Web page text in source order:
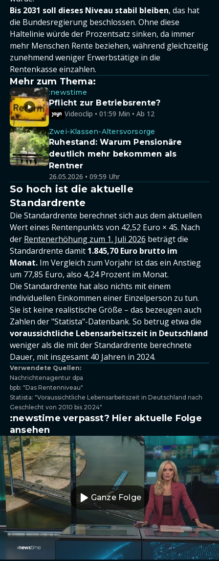
Bis 2031 soll dieses Niveau stabil bleiben, das hat
die Bundesregierung beschlossen. Ohne diese
Haltelinie würde der Prozentsatz sinken, da immer
mehr Menschen Rente beziehen, während gleichzeitig
zunehmend weniger Erwerbstätige in die
Rentenkasse einzahlen.
Mehr zum Thema:
:newstime
Pflicht zur Betriebsrente?
Videoclip • 01:59 Min • Ab 12
Zwei-Klassen-Altersvorsorge
Ruhestand: Warum Pensionäre
deutlich mehr bekommen als
Rentner
26.05.2026 • 09:59 Uhr
So hoch ist die aktuelle
Standardrente
Die Standardrente berechnet sich aus dem aktuellen
Wert eines Rentenpunkts von 42,52 Euro × 45. Nach
der Rentenerhöhung zum 1. Juli 2026 beträgt die
Standardrente damit 1.845,70 Euro brutto im
Monat. Im Vergleich zum Vorjahr ist das ein Anstieg
um 77,85 Euro, also 4,24 Prozent im Monat.
Die Standardrente hat also nichts mit einem
individuellen Einkommen einer Einzelperson zu tun.
Sie ist keine realistische Größe – das bezeugen auch
Zahlen der "Statista"-Datenbank. So betrug etwa die
voraussichtliche Lebensarbeitszeit in Deutschland
weniger als die mit der Standardrente berechnete
Dauer, mit insgesamt 40 Jahren in 2024.
Verwendete Quellen:
Nachrichtenagentur dpa
bpb: "Das Rentenniveau"
Statista: "Voraussichtliche Lebensarbeitszeit in Deutschland nach
Geschlecht von 2010 bis 2024"
:newstime verpasst? Hier aktuelle Folge
ansehen
Ganze Folge